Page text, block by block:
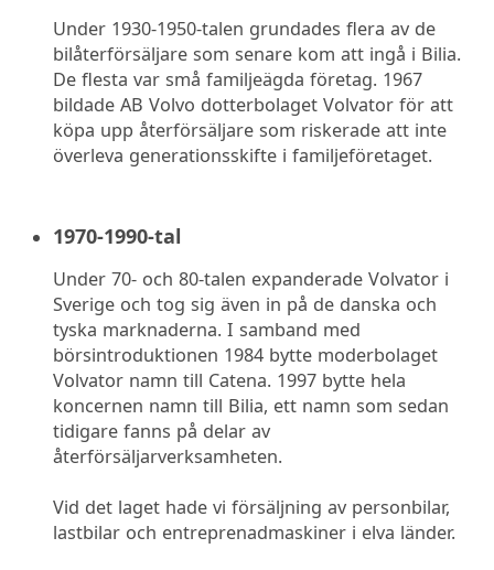
Under 1930-1950-talen grundades flera av de
bilåterförsäljare som senare kom att ingå i Bilia.
De flesta var små familjeägda företag. 1967
bildade AB Volvo dotterbolaget Volvator för att
köpa upp återförsäljare som riskerade att inte
överleva generationsskifte i familjeföretaget.
1970-1990-tal
Under 70- och 80-talen expanderade Volvator i
Sverige och tog sig även in på de danska och
tyska marknaderna. I samband med
börsintroduktionen 1984 bytte moderbolaget
Volvator namn till Catena. 1997 bytte hela
koncernen namn till Bilia, ett namn som sedan
tidigare fanns på delar av
återförsäljarverksamheten.
Vid det laget hade vi försäljning av personbilar,
lastbilar och entreprenadmaskiner i elva länder.